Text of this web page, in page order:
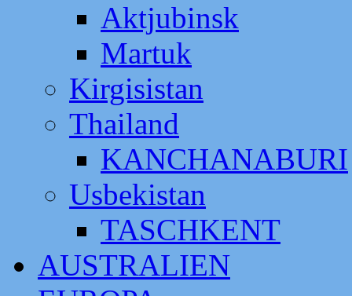
Aktjubinsk
Martuk
Kirgisistan
Thailand
KANCHANABURI
Usbekistan
TASCHKENT
AUSTRALIEN